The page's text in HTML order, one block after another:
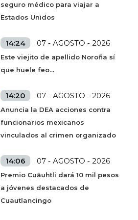
seguro médico para viajar a
Estados Unidos
14:24 07 - AGOSTO - 2026
Este viejito de apellido Noroña sí
que huele feo…
14:20 07 - AGOSTO - 2026
Anuncia la DEA acciones contra
funcionarios mexicanos
vinculados al crimen organizado
14:06 07 - AGOSTO - 2026
Premio Cuāuhtli dará 10 mil pesos
a jóvenes destacados de
Cuautlancingo